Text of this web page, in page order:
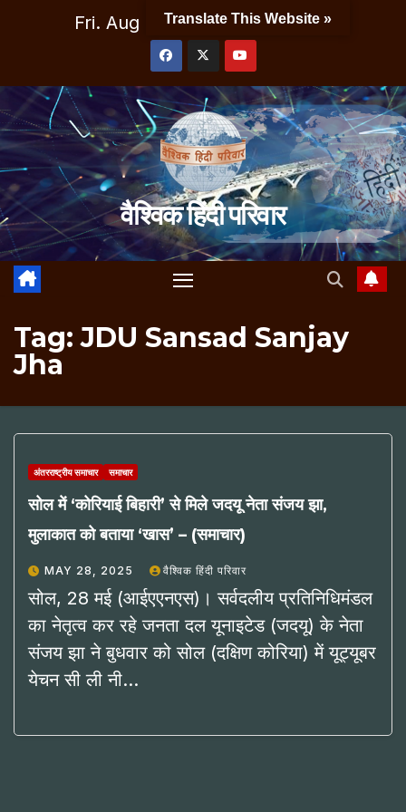
Fri. Aug 7th, 2026 11:32:20 AM
वैश्विक हिंदी परिवार
Tag:JDU Sansad Sanjay
Jha
अंतरराष्ट्रीय समाचार समाचार
सोल में ‘कोरियाई बिहारी’ से मिले जदयू नेता संजय झा,
मुलाकात को बताया ‘खास’ – (समाचार)
MAY 28, 2025 वैश्विक हिंदी परिवार
सोल, 28 मई (आईएएनएस)। सर्वदलीय प्रतिनिधिमंडल
का नेतृत्व कर रहे जनता दल यूनाइटेड (जदयू) के नेता
संजय झा ने बुधवार को सोल (दक्षिण कोरिया) में यूट्यूबर
येचन सी ली नी…
Translate This Website »